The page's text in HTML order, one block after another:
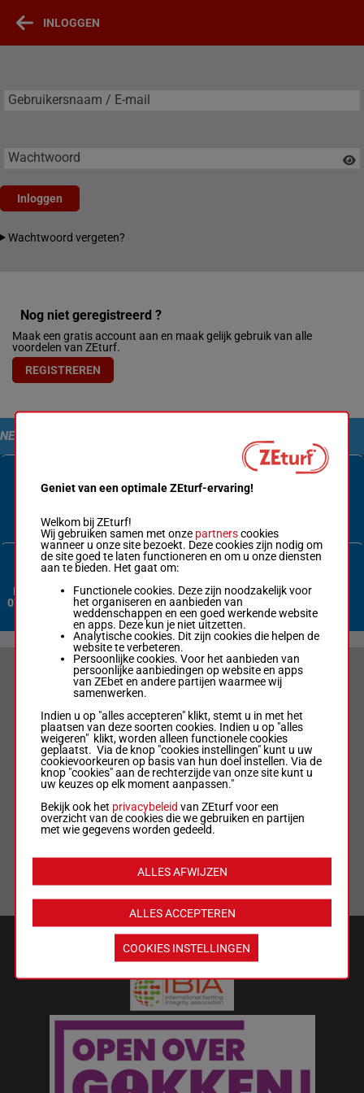
INLOGGEN
Gebruikersnaam / E-mail
Wachtwoord
Inloggen
Wachtwoord vergeten?
Nog niet geregistreerd ?
Maak een gratis account aan en maak gelijk gebruik van alle
voordelen van ZEturf.
REGISTREREN
NEEM CONTACT MET ONS OP
Nederland:
070 3380 365
VERANTWOORD WEDDEN & PRIVACYVERKLARING
LIMIETEN & SESSIEDETAILS
ALGEMENE VOORWAARDEN
WEDREGELS & TOTALISATORREGLEMENT
VEILIGHEID EN BETROUWBAARHEID
Wat kost gokken jou? Stop op tijd.
Geniet van een optimale ZEturf-ervaring!
Welkom bij ZEturf!
Wij gebruiken samen met onze partnerscookies
wanneer u onze site bezoekt. Deze cookies zijn nodig om
de site goed te laten functioneren en om u onze diensten
aan te bieden. Het gaat om:
Functionele cookies. Deze zijn noodzakelijk voor
het organiseren en aanbieden van
weddenschappen en een goed werkende website
en apps. Deze kun je niet uitzetten.
Analytische cookies. Dit zijn cookies die helpen de
website te verbeteren.
Persoonlijke cookies. Voor het aanbieden van
persoonlijke aanbiedingen op website en apps
van ZEbet en andere partijen waarmee wij
samenwerken.
Indien u op "alles accepteren" klikt, stemt u in met het
plaatsen van deze soorten cookies. Indien u op "alles
weigeren" klikt, worden alleen functionele cookies
geplaatst. Via de knop "cookies instellingen" kunt u uw
cookievoorkeuren op basis van hun doel instellen. Via de
knop "cookies" aan de rechterzijde van onze site kunt u
uw keuzes op elk moment aanpassen."
Bekijk ook het privacybeleid van ZEturf voor een
overzicht van de cookies die we gebruiken en partijen
met wie gegevens worden gedeeld.
ALLES ACCEPTEREN
ALLES AFWIJZEN
COOKIES INSTELLINGEN